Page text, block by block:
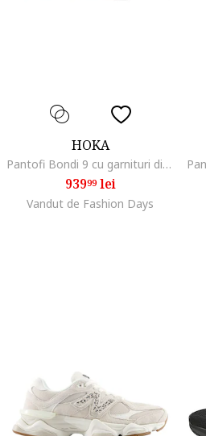
HOKA
Pantofi Bondi 9 cu garnituri din plasa pentru alergare, Albastru pastel/Galben deschis
93999lei
Vandut de Fashion Days